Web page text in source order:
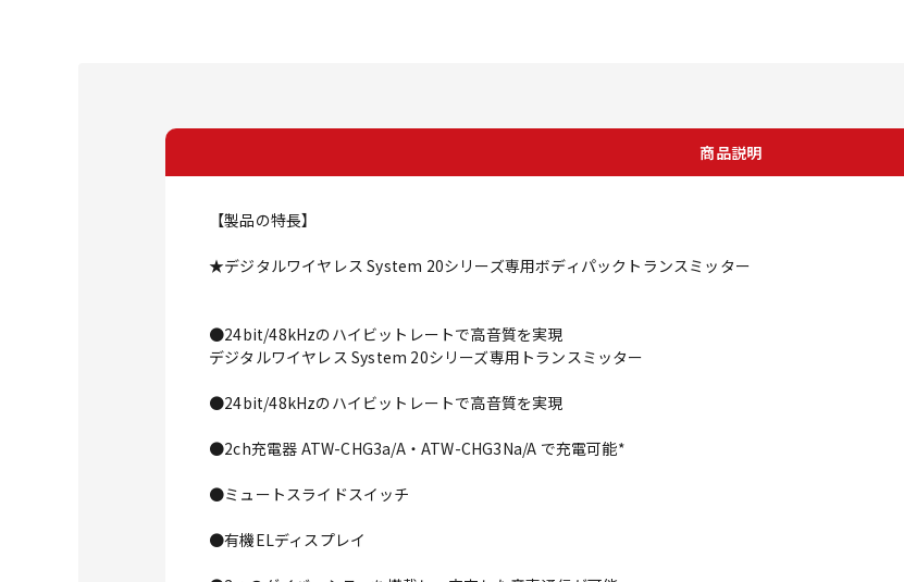
商品説明
【製品の特長】
★デジタルワイヤレス System 20シリーズ専用ボディパックトランスミッター
●24bit/48kHzのハイビットレートで高音質を実現
デジタルワイヤレス System 20シリーズ専用トランスミッター
●24bit/48kHzのハイビットレートで高音質を実現
●2ch充電器 ATW-CHG3a/A・ATW-CHG3Na/A で充電可能*
●ミュートスライドスイッチ
●有機ELディスプレイ